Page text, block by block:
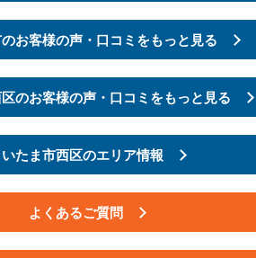
お客様の声・口コミをもっと見る
のお客様の声・口コミをもっと見る
いたま市西区のエリア情報
よくあるご質問